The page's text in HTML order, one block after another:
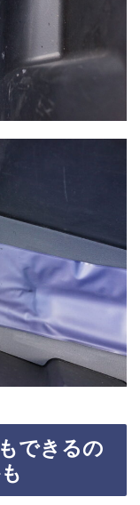
できるの